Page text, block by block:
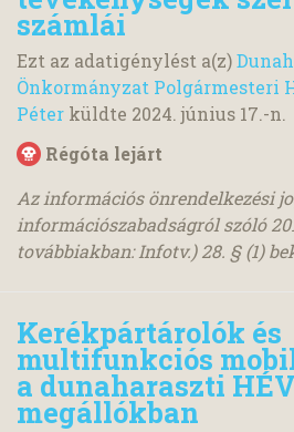
számlái
Ezt az adatigénylést a(z)
Önkormányzat Polgármesteri
Péter küldte 2024. június 17.-n.
Régóta lejárt
Az információs önrendelkezési
információszabadságról szóló
továbbiakban: Infotv.) 28. § (1)
Kerékpártárolók és
multifunkciós
a dunaharaszti
megállókban